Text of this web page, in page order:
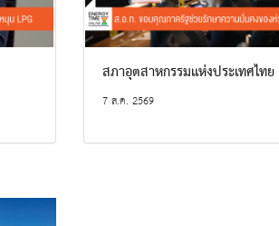
สภาอุตสาหกรรมแห่งประเทศไทย
7 ส.ค. 2569